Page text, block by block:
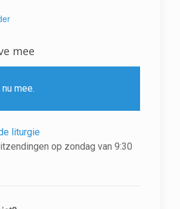
mee
mee.
liturgie
op zondag van 9:30